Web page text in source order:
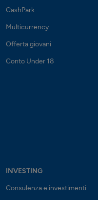
CashPark
Multicurrency
Offerta giovani
Conto Under 18
INVESTING
Consulenza e investimenti